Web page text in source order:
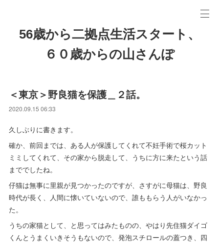
56歳から二拠点生活スタート、
６０歳からの山さんぽ
＜東京＞野良猫を保護＿２話。
2020.09.15 06:33
久しぶりに書きます。
確か、前回までは、ある人が保護してくれて不妊手術で桜カット
ミミしてくれて、その家から脱走して、うちに方に来たという話
まででしたね。
仔猫は無事に里親が見つかったのですが、さすがに母猫は、野良
時代が長く、人間に懐いていないので、誰ももらう人がいなかっ
た。
うちの家猫として、と思ってはみたものの、やはり先住猫ダイゴ
くんとうまくいきそうもないので、発泡スチロールの蓋つき、四